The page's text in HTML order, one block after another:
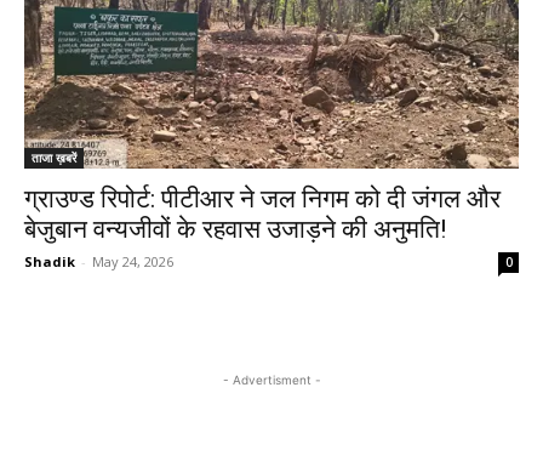
ताजा ख़बरें
ग्राउण्ड रिपोर्ट: पीटीआर ने जल निगम को दी जंगल और
बेजुबान वन्यजीवों के रहवास उजाड़ने की अनुमति!
Shadik - May 24, 2026 0
- Advertisment -